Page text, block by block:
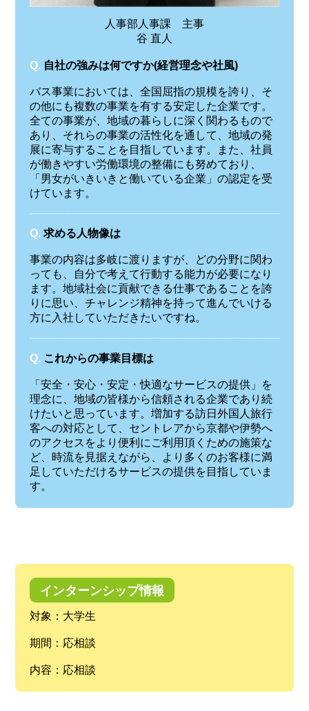
人事部人事課 主事
谷 直人
Q. 自社の強みは何ですか(経営理念や社風)
バス事業においては、全国屈指の規模を誇り、そ
の他にも複数の事業を有する安定した企業です。
全ての事業が、地域の暮らしに深く関わるもので
あり、それらの事業の活性化を通して、地域の発
展に寄与することを目指しています。また、社員
が働きやすい労働環境の整備にも努めており、
「男女がいきいきと働いている企業」の認定を受
けています。
Q. 求める人物像は
事業の内容は多岐に渡りますが、どの分野に関わ
っても、自分で考えて行動する能力が必要になり
ます。地域社会に貢献できる仕事であることを誇
りに思い、チャレンジ精神を持って進んでいける
方に入社していただきたいですね。
Q. これからの事業目標は
「安全・安心・安定・快適なサービスの提供」を
理念に、地域の皆様から信頼される企業であり続
けたいと思っています。増加する訪日外国人旅行
客への対応として、セントレアから京都や伊勢へ
のアクセスをより便利にご利用頂くための施策な
ど、時流を見据えながら、より多くのお客様に満
足していただけるサービスの提供を目指していま
す。
インターンシップ情報
対象：大学生
期間：応相談
内容：応相談